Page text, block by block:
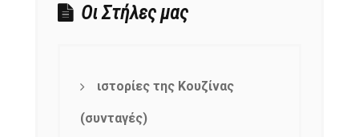
Οι Στήλες μας
ιστορίες της Κουζίνας
(συνταγές)